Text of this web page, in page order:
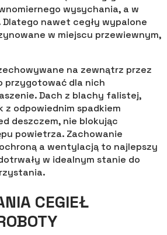
wysychania, a w
nawet cegły wypalone
w miejscu przewiewnym,
na zewnątrz przez
przygotować dla nich
Dach z blachy falistej,
z odpowiednim spadkiem
deszczem, nie blokując
powietrza. Zachowanie
a wentylacją to najlepszy
w idealnym stanie do
CEGIEŁ